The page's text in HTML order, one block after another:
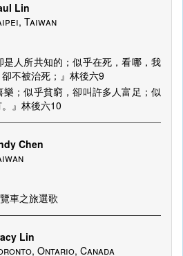
Lin
Taiwan
是人所共知的；似乎在死，看哪，我
不被治死；』林後六9
樂；似乎貧窮，卻叫許多人富足；似
』林後六10
Chen
車之旅選歌
Lin
Ontario, Canada